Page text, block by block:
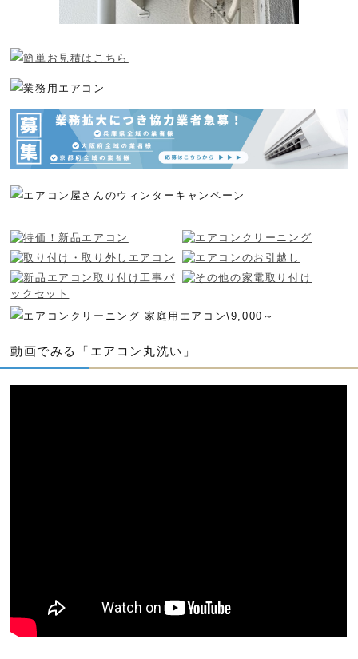
神戸市垂水区 S様邸 入替工事
2026年08月03日
動画でみる「エアコン丸洗い」